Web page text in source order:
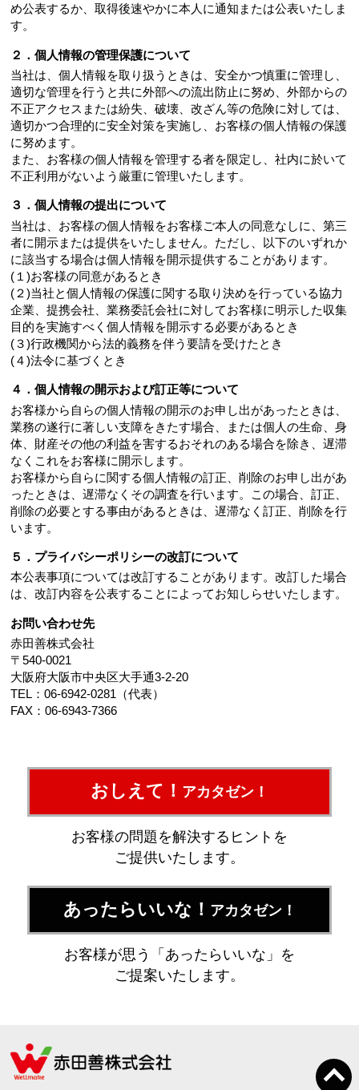
め公表するか、取得後速やかに本人に通知または公表いたしま
す。
２．個人情報の管理保護について
当社は、個人情報を取り扱うときは、安全かつ慎重に管理し、
適切な管理を行うと共に外部への流出防止に努め、外部からの
不正アクセスまたは紛失、破壊、改ざん等の危険に対しては、
適切かつ合理的に安全対策を実施し、お客様の個人情報の保護
に努めます。
また、お客様の個人情報を管理する者を限定し、社内に於いて
不正利用がないよう厳重に管理いたします。
３．個人情報の提出について
当社は、お客様の個人情報をお客様ご本人の同意なしに、第三
者に開示または提供をいたしません。ただし、以下のいずれか
に該当する場合は個人情報を開示提供することがあります。
(１)お客様の同意があるとき
(２)当社と個人情報の保護に関する取り決めを行っている協力
企業、提携会社、業務委託会社に対してお客様に明示した収集
目的を実施すべく個人情報を開示する必要があるとき
(３)行政機関から法的義務を伴う要請を受けたとき
(４)法令に基づくとき
４．個人情報の開示および訂正等について
お客様から自らの個人情報の開示のお申し出があったときは、
業務の遂行に著しい支障をきたす場合、または個人の生命、身
体、財産その他の利益を害するおそれのある場合を除き、遅滞
なくこれをお客様に開示します。
お客様から自らに関する個人情報の訂正、削除のお申し出があ
ったときは、遅滞なくその調査を行います。この場合、訂正、
削除の必要とする事由があるときは、遅滞なく訂正、削除を行
います。
５．プライバシーポリシーの改訂について
本公表事項については改訂することがあります。改訂した場合
は、改訂内容を公表することによってお知しらせいたします。
お問い合わせ先
赤田善株式会社
〒540-0021
大阪府大阪市中央区大手通3-2-20
TEL：06-6942-0281（代表）
FAX：06-6943-7366
おしえて！ アカタゼン！
お客様の問題を解決するヒントを
ご提供いたします。
あったらいいな！ アカタゼン！
お客様が思う「あったらいいな」を
ご提案いたします。